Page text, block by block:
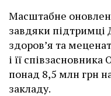
Масштабне
завдяки підтримці
здоров’я та
і її
понад 8,5 млн грн
закладу.